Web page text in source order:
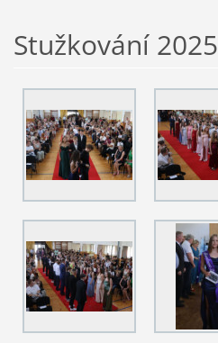
Stužkování 2025